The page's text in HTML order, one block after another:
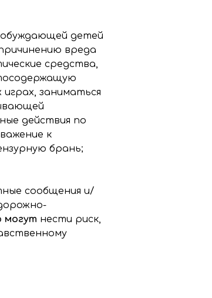
детей
вреда
средства,
заниматься
действия по
к
брань;
сообщения и/
могут нести риск,